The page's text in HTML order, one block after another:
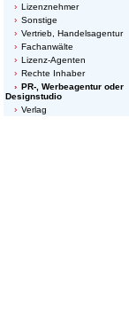
Lizenznehmer
Sonstige
Vertrieb, Handelsagentur
Fachanwälte
Lizenz-Agenten
Rechte Inhaber
PR-, Werbeagentur oder
Designstudio
Verlag